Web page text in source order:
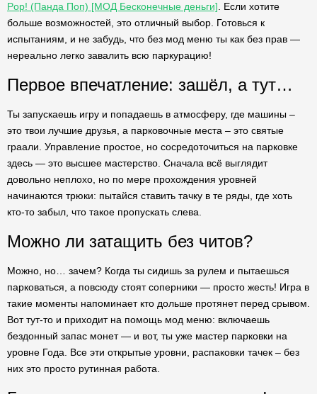
Pop! (Панда Поп) [МОД Бесконечные деньги] . Если хотите
больше возможностей, это отличный выбор. Готовься к
испытаниям, и не забудь, что без мод меню ты как без прав —
нереально легко завалить всю паркурацию!
Первое впечатление: зашёл, а тут…
Ты запускаешь игру и попадаешь в атмосферу, где машины –
это твои лучшие друзья, а парковочные места – это святые
граали. Управление простое, но сосредоточиться на парковке
здесь — это высшее мастерство. Сначала всё выглядит
довольно неплохо, но по мере прохождения уровней
начинаются трюки: пытайся ставить тачку в те ряды, где хоть
кто-то забыл, что такое пропускать слева.
Можно ли затащить без читов?
Можно, но… зачем? Когда ты сидишь за рулем и пытаешься
парковаться, а повсюду стоят соперники — просто жесть! Игра в
такие моменты напоминает кто дольше протянет перед срывом.
Вот тут-то и приходит на помощь мод меню: включаешь
бездонный запас монет — и вот, ты уже мастер парковки на
уровне Года. Все эти открытые уровни, распаковки тачек – без
них это просто рутинная работа.